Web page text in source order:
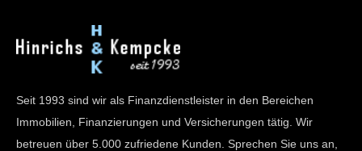
Seit 1993 sind wir als Finanzdienstleister in den Bereichen
Immobilien, Finanzierungen und Versicherungen tätig. Wir
betreuen über 5.000 zufriedene Kunden. Sprechen Sie uns an,